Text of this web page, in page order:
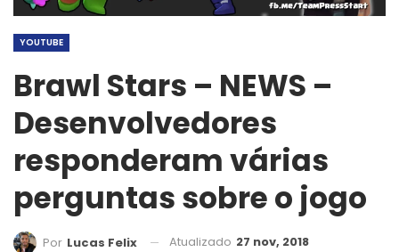
YOUTUBE
Brawl Stars – NEWS –
Desenvolvedores
responderam várias
perguntas sobre o jogo
Por Lucas Felix Atualizado 27 nov, 2018